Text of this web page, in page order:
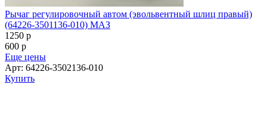
Рычаг регулировочный автом (эвольвентный шлиц правый)
(64226-3501136-010) МАЗ
1250 p
600 p
Еще цены
Арт: 64226-3502136-010
Купить